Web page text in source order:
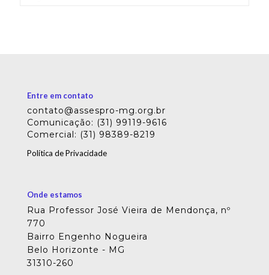
Entre em contato
contato@assespro-mg.org.br
Comunicação: (31) 99119-9616
Comercial: (31) 98389-8219
Política de Privacidade
Onde estamos
Rua Professor José Vieira de Mendonça, nº
770
Bairro Engenho Nogueira
Belo Horizonte - MG
31310-260